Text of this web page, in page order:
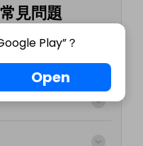
見問題
清單範本適合哪
建築認證季度申報
Play”？
Open